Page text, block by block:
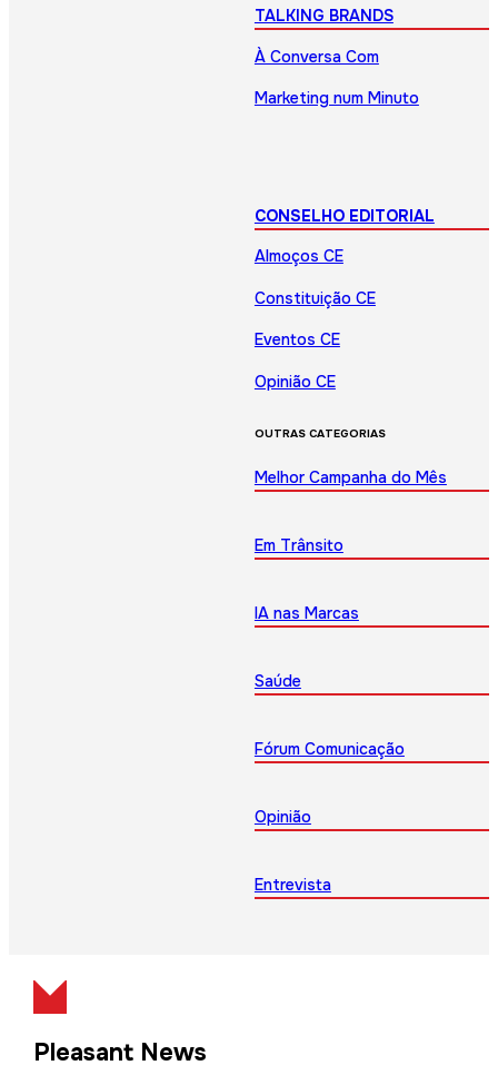
TALKING BRANDS
À Conversa Com
Marketing num Minuto
CONSELHO EDITORIAL
Almoços CE
Constituição CE
Eventos CE
Opinião CE
OUTRAS CATEGORIAS
Melhor Campanha do Mês
Em Trânsito
IA nas Marcas
Saúde
Fórum Comunicação
Opinião
Entrevista
Pleasant News